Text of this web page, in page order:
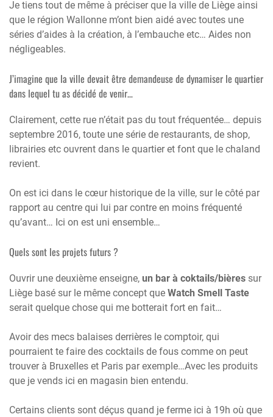
Je tiens tout de même à préciser que la ville de Liège ainsi
que le région Wallonne m’ont bien aidé avec toutes une
séries d’aides à la création, à l’embauche etc… Aides non
négligeables.
J’imagine que la ville devait être demandeuse de dynamiser le quartier
dans lequel tu as décidé de venir…
Clairement, cette rue n’était pas du tout fréquentée… depuis
septembre 2016, toute une série de restaurants, de shop,
librairies etc ouvrent dans le quartier et font que le chaland
revient.
On est ici dans le cœur historique de la ville, sur le côté par
rapport au centre qui lui par contre en moins fréquenté
qu’avant… Ici on est uni ensemble…
Quels sont les projets futurs ?
Ouvrir une deuxième enseigne, un bar à coktails/bières sur
Liège basé sur le même concept que Watch Smell Taste
serait quelque chose qui me botterait fort en fait…
Avoir des mecs balaises derrières le comptoir, qui
pourraient te faire des cocktails de fous comme on peut
trouver à Bruxelles et Paris par exemple…Avec les produits
que je vends ici en magasin bien entendu.
Certains clients sont déçus quand je ferme ici à 19h où que